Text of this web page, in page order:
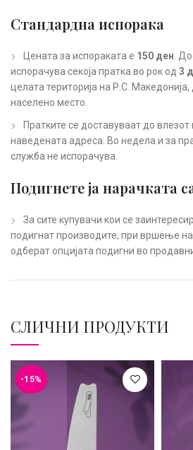
Стандардна испорака
Цената за испораката е 150 ден .
испорачува секоја пратка во рок од 3
целата територија на Р.С. Македонија,
населено место.
Пратките се доставуваат до влезот
наведената адреса. Во недела и за
служба не испорачува.
Подигнете ја нарачката
За сите купувачи кои се
подигнат производите, при вршење
одберат опцијата подигни во
СЛИЧНИ ПРОДУКТИ
-15%